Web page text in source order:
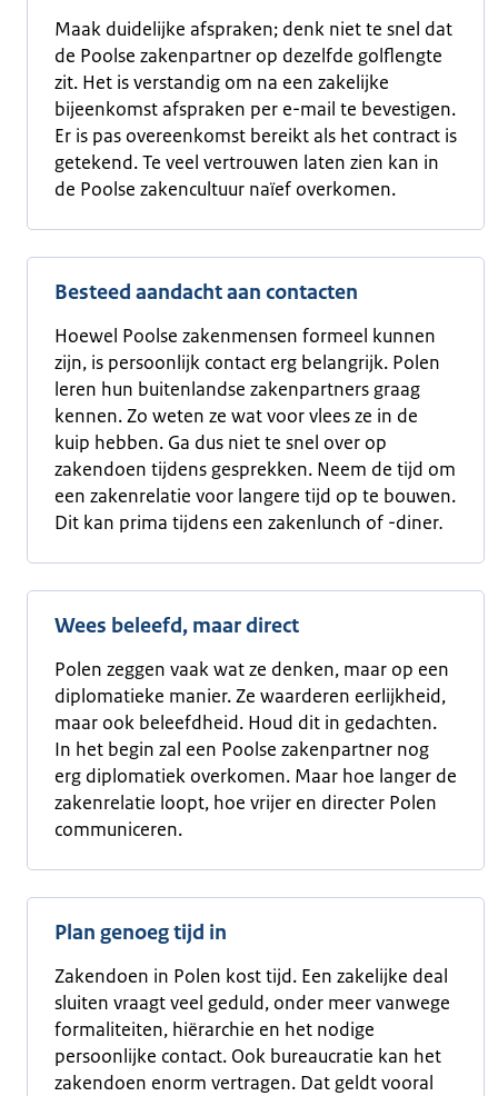
Maak duidelijke afspraken; denk niet te snel dat
de Poolse zakenpartner op dezelfde golflengte
zit. Het is verstandig om na een zakelijke
bijeenkomst afspraken per e-mail te bevestigen.
Er is pas overeenkomst bereikt als het contract is
getekend. Te veel vertrouwen laten zien kan in
de Poolse zakencultuur naïef overkomen.
Besteed aandacht aan contacten
Hoewel Poolse zakenmensen formeel kunnen
zijn, is persoonlijk contact erg belangrijk. Polen
leren hun buitenlandse zakenpartners graag
kennen. Zo weten ze wat voor vlees ze in de
kuip hebben. Ga dus niet te snel over op
zakendoen tijdens gesprekken. Neem de tijd om
een zakenrelatie voor langere tijd op te bouwen.
Dit kan prima tijdens een zakenlunch of -diner.
Wees beleefd, maar direct
Polen zeggen vaak wat ze denken, maar op een
diplomatieke manier. Ze waarderen eerlijkheid,
maar ook beleefdheid. Houd dit in gedachten.
In het begin zal een Poolse zakenpartner nog
erg diplomatiek overkomen. Maar hoe langer de
zakenrelatie loopt, hoe vrijer en directer Polen
communiceren.
Plan genoeg tijd in
Zakendoen in Polen kost tijd. Een zakelijke deal
sluiten vraagt veel geduld, onder meer vanwege
formaliteiten, hiërarchie en het nodige
persoonlijke contact. Ook bureaucratie kan het
zakendoen enorm vertragen. Dat geldt vooral